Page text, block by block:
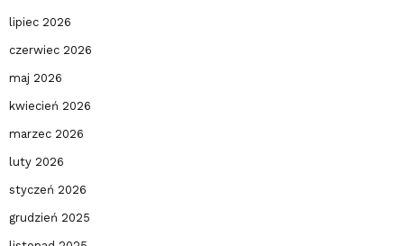
lipiec 2026
czerwiec 2026
maj 2026
kwiecień 2026
marzec 2026
luty 2026
styczeń 2026
grudzień 2025